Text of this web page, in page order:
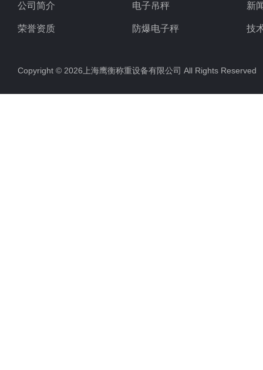
公司简介
荣誉资质
电子吊秤
防爆电子秤
电子汽车衡
电子天平
新
技
Copyright © 2026上海鹰衡称重设备有限公司 All Rights